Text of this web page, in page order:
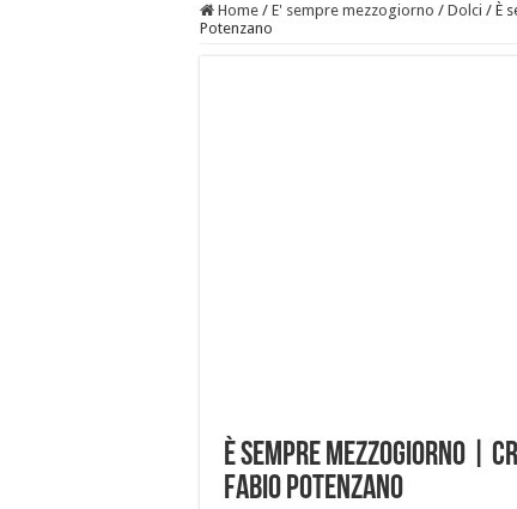
Home / E' sempre mezzogiorno / Dolci / È
Potenzano
È sempre mezzogiorno |
Fabio Potenzano